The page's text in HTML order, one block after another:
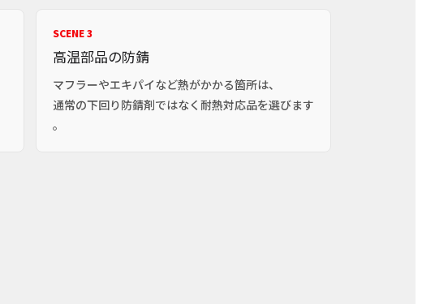
SCENE 3
高温部品の防錆
マフラーやエキパイなど熱がかかる箇所は、
通常の下回り防錆剤ではなく耐熱対応品を選びます
。